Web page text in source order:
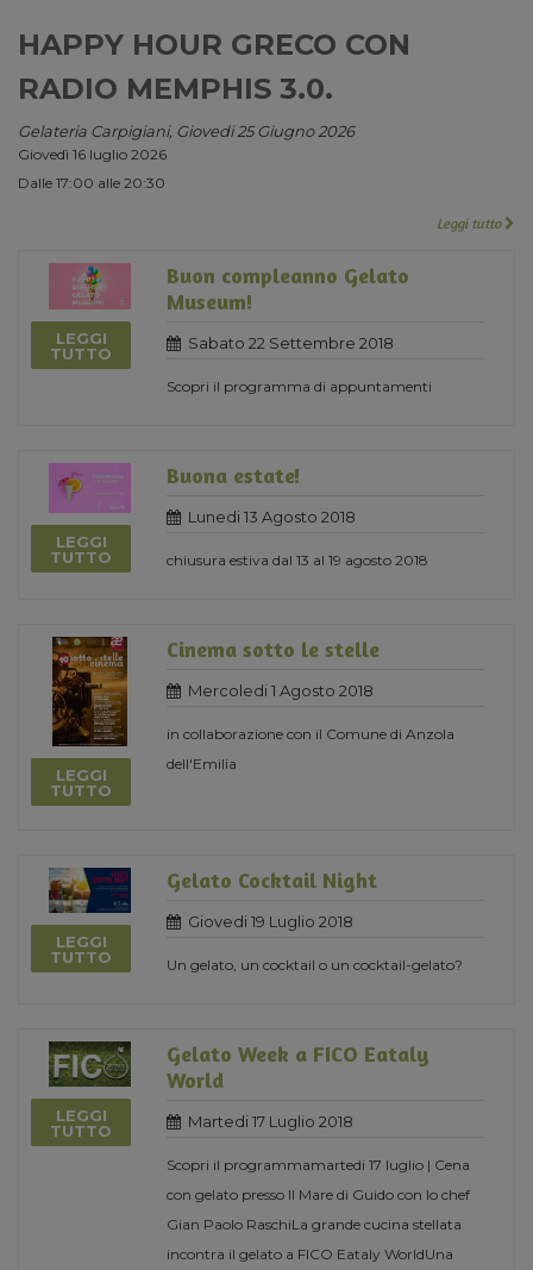
HAPPY HOUR GRECO CON
RADIO MEMPHIS 3.0.
Gelateria Carpigiani, Giovedi 25 Giugno 2026
Giovedì 16 luglio 2026
Dalle 17:00 alle 20:30
Leggi tutto
LEGGI
TUTTO
Buon compleanno Gelato
Museum!
Sabato 22 Settembre 2018
Scopri il programma di appuntamenti
LEGGI
TUTTO
Buona estate!
Lunedi 13 Agosto 2018
chiusura estiva dal 13 al 19 agosto 2018
LEGGI
TUTTO
Cinema sotto le stelle
Mercoledi 1 Agosto 2018
in collaborazione con il Comune di Anzola
dell'Emilia
LEGGI
TUTTO
Gelato Cocktail Night
Giovedi 19 Luglio 2018
Un gelato, un cocktail o un cocktail-gelato?
LEGGI
TUTTO
Gelato Week a FICO Eataly
World
Martedi 17 Luglio 2018
Scopri il programmamartedi 17 luglio | Cena
con gelato presso Il Mare di Guido con lo chef
Gian Paolo RaschiLa grande cucina stellata
incontra il gelato a FICO Eataly WorldUna